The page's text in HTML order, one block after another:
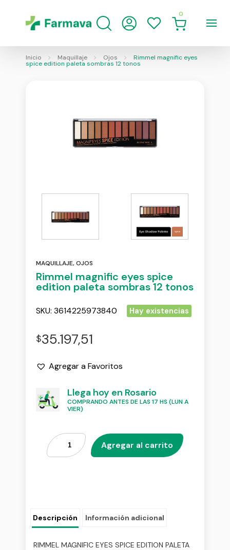
0
Inicio Maquillaje Ojos Rimmel magnific eyes
spice edition paleta sombras 12 tonos
MAQUILLAJE,OJOS
Rimmel magnific eyes spice
edition paleta sombras 12 tonos
SKU: 3614225973840 Hay existencias
$35.197,51
Agregar a Favoritos
Llega hoy en Rosario
COMPRANDO ANTES DE LAS 17 HS (LUN A
VIER)
Agregar al carrito
Descripción Información adicional
RIMMEL MAGNIFIC EYES SPICE EDITION PALETA